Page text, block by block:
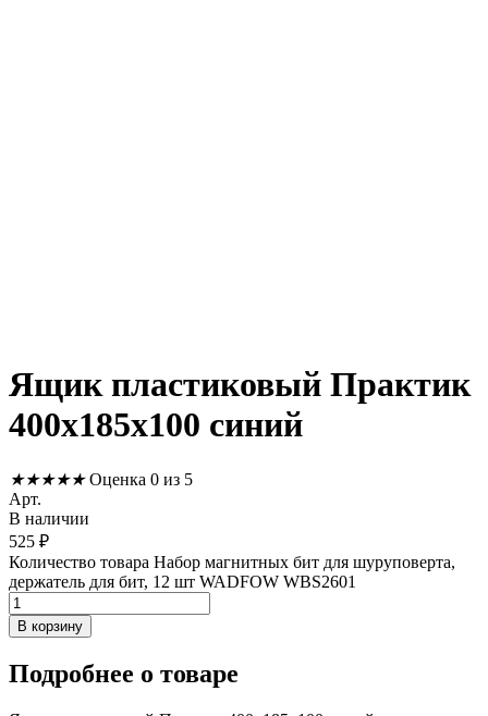
Ящик пластиковый Практик
400x185x100 синий
★★★★★ Оценка 0 из 5
Арт.
В наличии
525 ₽
Количество товара Набор магнитных бит для шуруповерта,
держатель для бит, 12 шт WADFOW WBS2601
В корзину
Подробнее о товаре